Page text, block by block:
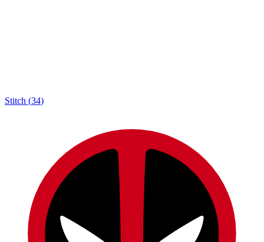
Stitch (34)